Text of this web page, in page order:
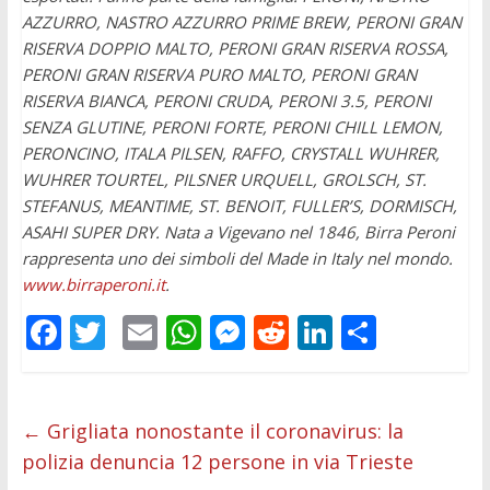
AZZURRO, NASTRO AZZURRO PRIME BREW, PERONI GRAN
RISERVA DOPPIO MALTO, PERONI GRAN RISERVA ROSSA,
PERONI GRAN RISERVA PURO MALTO, PERONI GRAN
RISERVA BIANCA, PERONI CRUDA, PERONI 3.5, PERONI
SENZA GLUTINE, PERONI FORTE, PERONI CHILL LEMON,
PERONCINO, ITALA PILSEN, RAFFO, CRYSTALL WUHRER,
WUHRER TOURTEL, PILSNER URQUELL, GROLSCH, ST.
STEFANUS, MEANTIME, ST. BENOIT, FULLER’S, DORMISCH,
ASAHI SUPER DRY. Nata a Vigevano nel 1846, Birra Peroni
rappresenta uno dei simboli del Made in Italy nel mondo.
www.birraperoni.it.
F
b
o
T
er
E
l
W
s
A
M
e
n
R
di
t
Li
e
dI
C
di
vi
← Grigliata nonostante il coronavirus: la
polizia denuncia 12 persone in via Trieste